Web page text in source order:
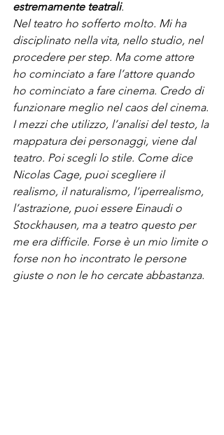
estremamente teatrali.
Nel teatro ho sofferto molto. Mi ha
disciplinato nella vita, nello studio, nel
procedere per step. Ma come attore
ho cominciato a fare l’attore quando
ho cominciato a fare cinema. Credo di
funzionare meglio nel caos del cinema.
I mezzi che utilizzo, l’analisi del testo, la
mappatura dei personaggi, viene dal
teatro. Poi scegli lo stile. Come dice
Nicolas Cage, puoi scegliere il
realismo, il naturalismo, l’iperrealismo,
l’astrazione, puoi essere Einaudi o
Stockhausen, ma a teatro questo per
me era difficile. Forse è un mio limite o
forse non ho incontrato le persone
giuste o non le ho cercate abbastanza.